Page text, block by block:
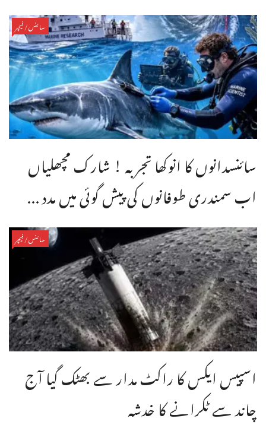
سائنس/فیچر
سائنسدانوں کا انوکھا تجربہ ! شارک مچھلیاں
اب سمندری طوفانوں کی پیش گوئی میں مدد ...
سائنس/فیچر
اسپیس ایکس کا راکٹ مدار سے بھٹک گیا آج
چاند سے ٹکرانے کا خدشہ